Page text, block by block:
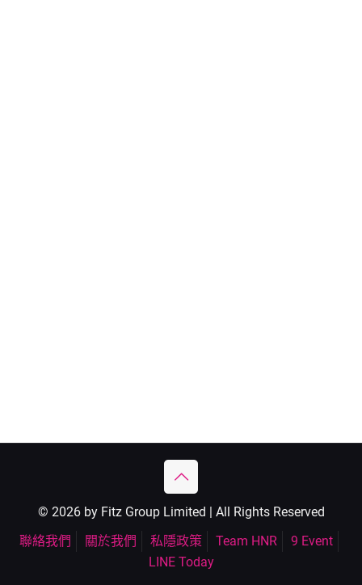
© 2026 by Fitz Group Limited | All Rights Reserved
聯絡我們
關於我們 私隱政策 Team HNR
9 Event
LINE Today